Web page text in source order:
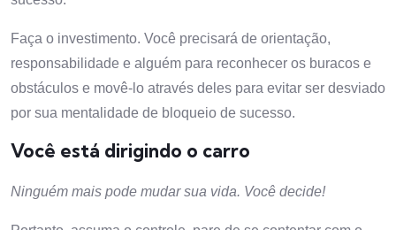
Faça o investimento. Você precisará de orientação,
responsabilidade e alguém para reconhecer os buracos e
obstáculos e movê-lo através deles para evitar ser desviado
por sua mentalidade de bloqueio de sucesso.
Você está dirigindo o carro
Ninguém mais pode mudar sua vida. Você decide!